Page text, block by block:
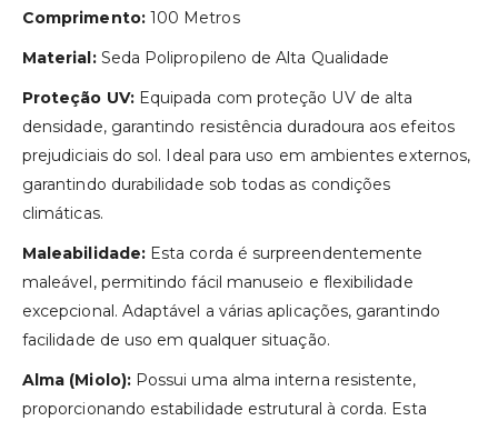
Comprimento:100 Metros
Material:Seda Polipropileno de Alta Qualidade
Proteção UV:Equipada com proteção UV de alta
densidade, garantindo resistência duradoura aos efeitos
prejudiciais do sol. Ideal para uso em ambientes externos,
garantindo durabilidade sob todas as condições
climáticas.
Maleabilidade:Esta corda é surpreendentemente
maleável, permitindo fácil manuseio e flexibilidade
excepcional. Adaptável a várias aplicações, garantindo
facilidade de uso em qualquer situação.
Alma (Miolo):Possui uma alma interna resistente,
proporcionando estabilidade estrutural à corda. Esta